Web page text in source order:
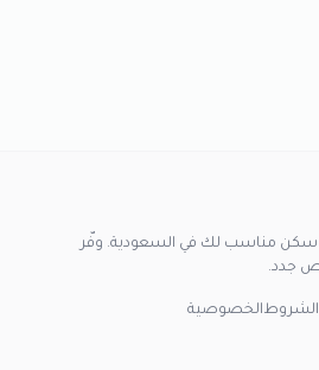
سكن مناسب لك في السعودية. وفّر
جدد.
الشروطالخصوصية